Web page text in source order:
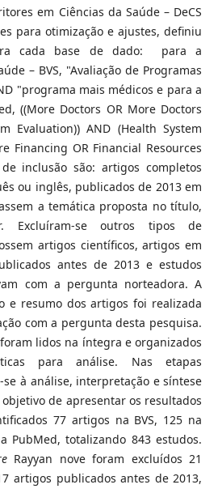
em Ciências da Saúde – DeCS
para otimização e ajustes, definiu
cada base de dado: para a
– BVS, "Avaliação de Programas
"programa mais médicos e para a
((More Doctors OR More Doctors
Evaluation)) AND (Health System
Financing OR Financial Resources
inclusão são: artigos completos
ou inglês, publicados de 2013 em
a temática proposta no título,
Excluíram-se outros tipos de
artigos científicos, artigos em
antes de 2013 e estudos
com a pergunta norteadora. A
e resumo dos artigos foi realizada
com a pergunta desta pesquisa.
lidos na íntegra e organizados
para análise. Nas etapas
à análise, interpretação e síntese
de apresentar os resultados
77 artigos na BVS, 125 na
PubMed, totalizando 843 estudos.
Rayyan nove foram excluídos 21
artigos publicados antes de 2013,